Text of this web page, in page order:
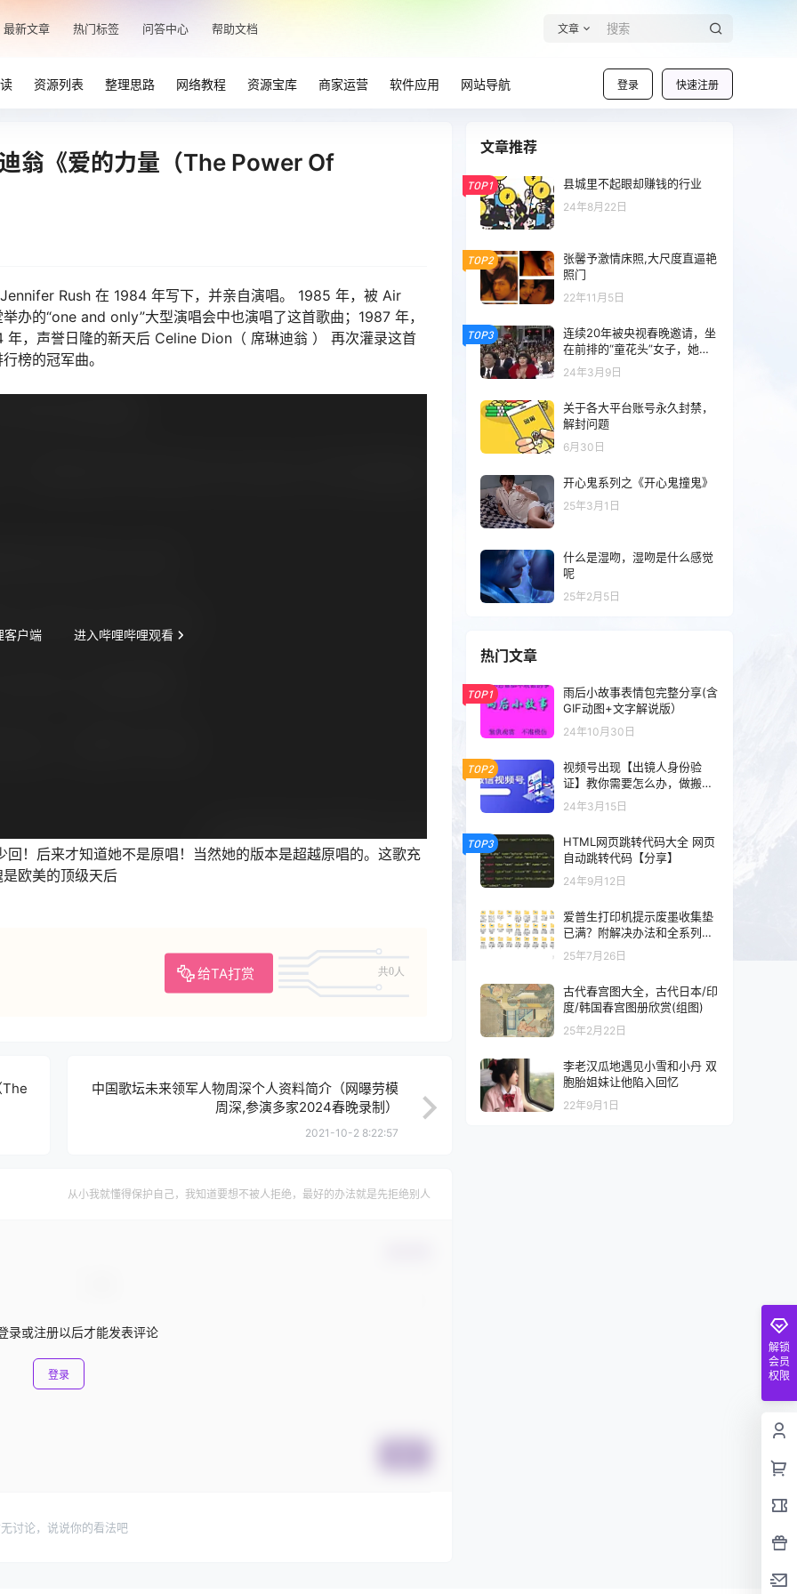
最新文章 热门标签 问答中心 帮助文档 文章
登录 快速注册
资源列表 整理思路 网络教程 资源宝库 商家运营 软件应用 网站导航
翁《爱的力量（The Power Of
Rush 在 1984 年写下，并亲自演唱。 1985 年，被 Air
办的“one and only”大型演唱会中也演唱了这首歌曲；1987 年，
，声誉日隆的新天后 Celine Dion（ 席琳迪翁 ） 再次灌录这首
榜的冠军曲。
！后来才知道她不是原唱！当然她的版本是超越原唱的。这歌充
欧美的顶级天后
给TA打赏 共0人
The
中国歌坛未来领军人物周深个人资料简介（网曝劳模
周深,参演多家2024春晚录制）
2021-10-2 8:22:57
从小我就懂得保护自己，我知道要想不被人拒绝，最好的办法就是先拒绝别人
录或注册以后才能发表评论
登录
讨论，说说你的看法吧
文章推荐
TOP1 县城里不起眼却赚钱的行业
24年8月22日
TOP2
张馨予激情床照,大尺度直逼艳
照门
22年11月5日
TOP3
连续20年被央视春晚邀请，坐
在前排的“童花头”女子，她到
底是何来历
24年3月9日
关于各大平台账号永久封禁，
解封问题
6月30日
开心鬼系列之《开心鬼撞鬼》
25年3月1日
什么是湿吻，湿吻是什么感觉
呢
25年2月5日
热门文章
TOP1
雨后小故事表情包完整分享(含
GIF动图+文字解说版）
24年10月30日
TOP2
视频号出现【出镜人身份验
证】教你需要怎么办，做搬运
以及混剪的可以看一下
24年3月15日
TOP3
HTML网页跳转代码大全 网页
自动跳转代码【分享】
24年9月12日
爱普生打印机提示废墨收集垫
已满？附解决办法和全系列清
零工具和教程
25年7月26日
古代春宫图大全，古代日本/印
度/韩国春宫图册欣赏(组图)
25年2月22日
李老汉瓜地遇见小雪和小丹 双
胞胎姐妹让他陷入回忆
22年9月1日
解锁
会员
权限